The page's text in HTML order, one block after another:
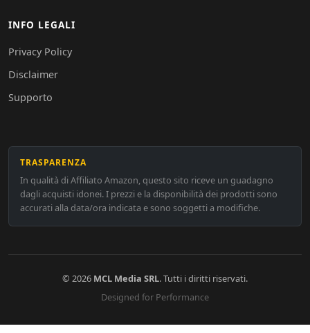
INFO LEGALI
Privacy Policy
Disclaimer
Supporto
TRASPARENZA
In qualità di Affiliato Amazon, questo sito riceve un guadagno
dagli acquisti idonei. I prezzi e la disponibilità dei prodotti sono
accurati alla data/ora indicata e sono soggetti a modifiche.
© 2026 MCL Media SRL. Tutti i diritti riservati.
Designed for Performance